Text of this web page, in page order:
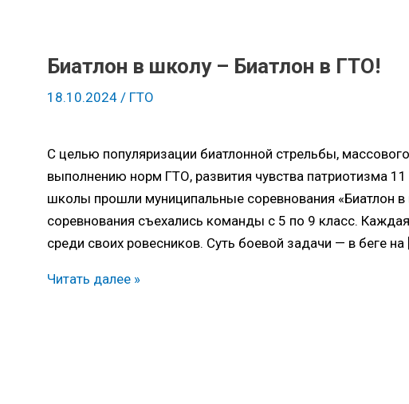
Биатлон в школу – Биатлон в ГТО!
18.10.2024 / ГТО
С целью популяризации биатлонной стрельбы,
выполнению норм ГТО, развития чувства патриотизма
школы прошли муниципальные соревнования «Биатлон
соревнования съехались команды с 5 по 9 класс.
среди своих ровесников. Суть боевой задачи — в беге на
Биатлон
Читать далее »